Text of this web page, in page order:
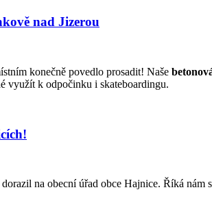
nad Jizerou
konečně povedlo prosadit! Naše
využít k odpočinku i skateboardingu.
na obecní úřad obce Hajnice. Říká nám